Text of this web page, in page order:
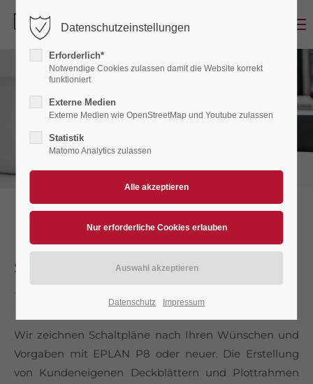
SCHALTPLANERSTELLUNG
Wir zeichnen Schaltpläne nach Ihren Wünschen und
Vorgaben mit EPLAN P8 oder neuer. Die Erstellung
von Kundeneigenen Deckblättern und Plottrahmen
Datenschutzeinstellungen
Erforderlich*
Notwendige Cookies zulassen damit die Website korrekt
funktioniert
Externe Medien
Externe Medien wie OpenStreetMap und Youtube zulassen
Statistik
Matomo Analytics zulassen
Datenschutz Impressum